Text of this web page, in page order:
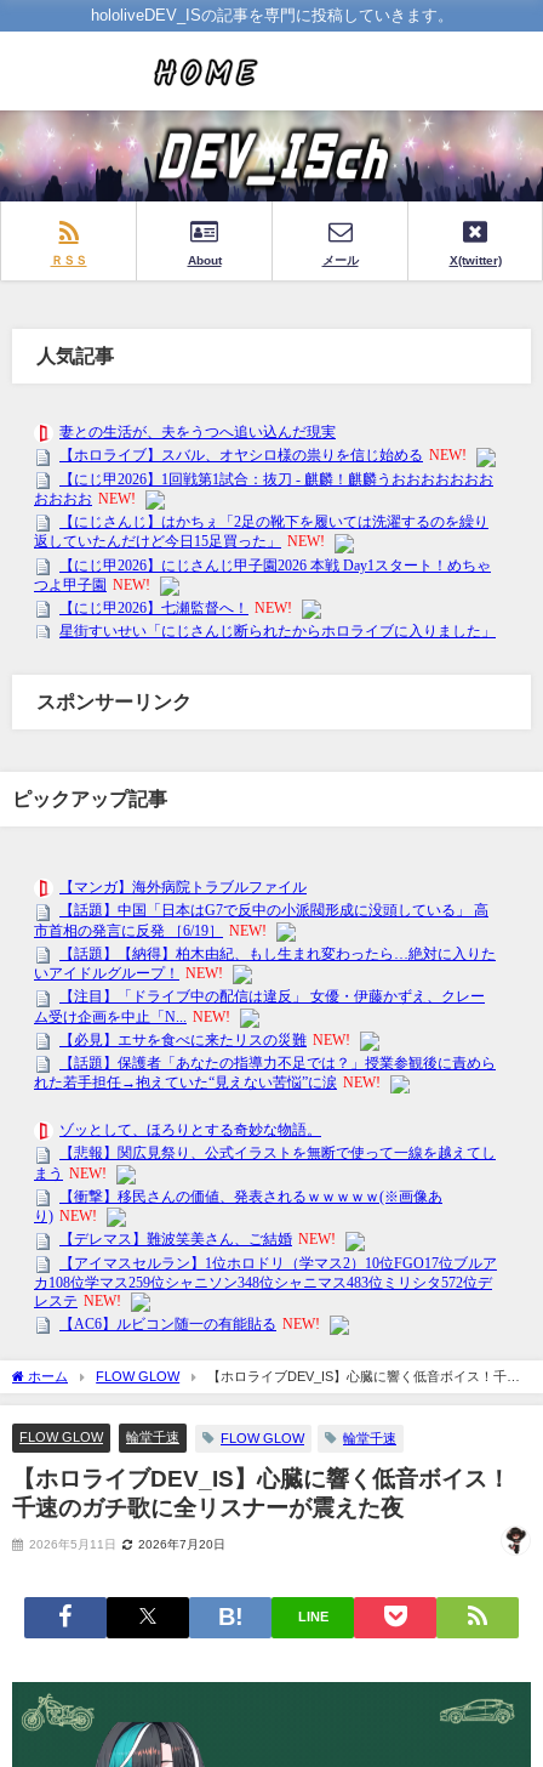
hololiveDEV_ISの記事を専門に投稿していきます。
ＲＳＳ About メール X(twitter)
人気記事
スポンサーリンク
ピックアップ記事
ホーム FLOW GLOW
【ホロライブDEV_IS】心臓に響く低音ボイス！千速
のガチ歌に全リスナーが震えた夜
FLOW GLOW 輪堂千速 FLOW GLOW 輪堂千速
【ホロライブDEV_IS】心臓に響く低音ボイス！
千速のガチ歌に全リスナーが震えた夜
2026年5月11日 2026年7月20日
LINE